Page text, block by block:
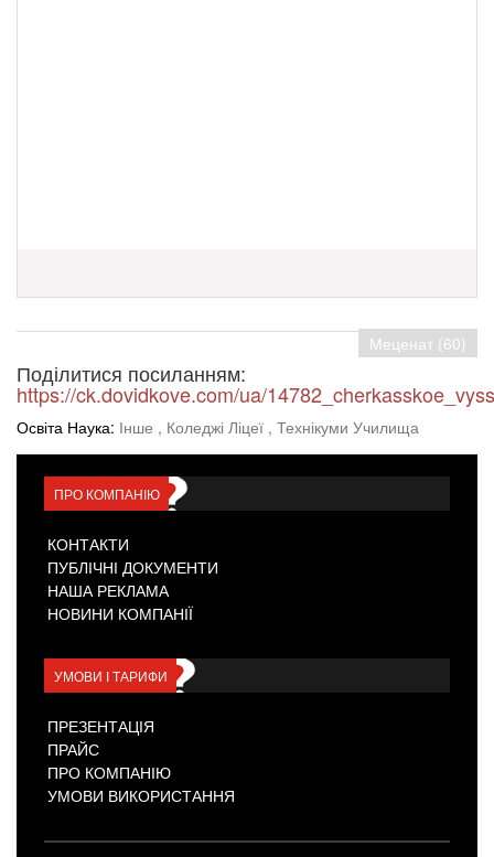
Меценат (60)
Поділитися посиланням:
https://ck.dovidkove.com/ua/
Освіта Наука: Інше , Коледжі Ліцеї , Технікуми Училища
ПРО КОМПАНІЮ
КОНТАКТИ
ПУБЛІЧНІ ДОКУМЕНТИ
НАША РЕКЛАМА
НОВИНИ КОМПАНІЇ
УМОВИ І ТАРИФИ
ПРЕЗЕНТАЦІЯ
ПРАЙС
ПРО КОМПАНІЮ
УМОВИ ВИКОРИСТАННЯ